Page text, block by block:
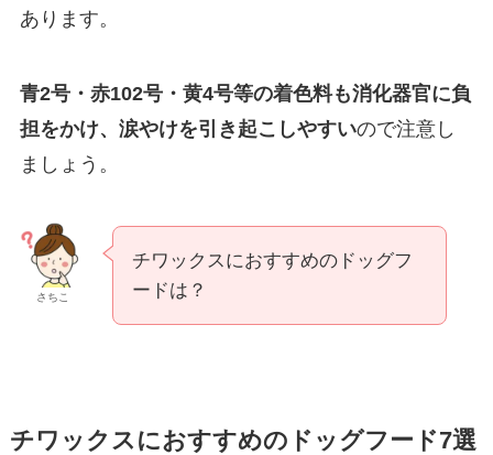
あります。
青2号・赤102号・黄4号等の着色料も消化器官に負
担をかけ、涙やけを引き起こしやすいので注意し
ましょう。
さちこ
チワックスにおすすめのドッグフ
ードは？
チワックスにおすすめのドッグフード7選